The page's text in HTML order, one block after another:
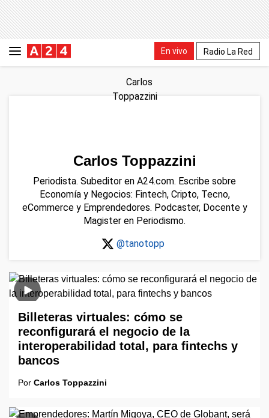
En vivo Radio La Red
Carlos Toppazzini
Periodista. Subeditor en A24.com. Escribe sobre
Economía y Negocios: Fintech, Cripto, Tecno,
eCommerce y Emprendedores. Podcaster, Docente y
Magister en Periodismo.
@tanotopp
Billeteras virtuales: cómo se
reconfigurará el negocio de la
interoperabilidad total, para fintechs y
bancos
Por Carlos Toppazzini